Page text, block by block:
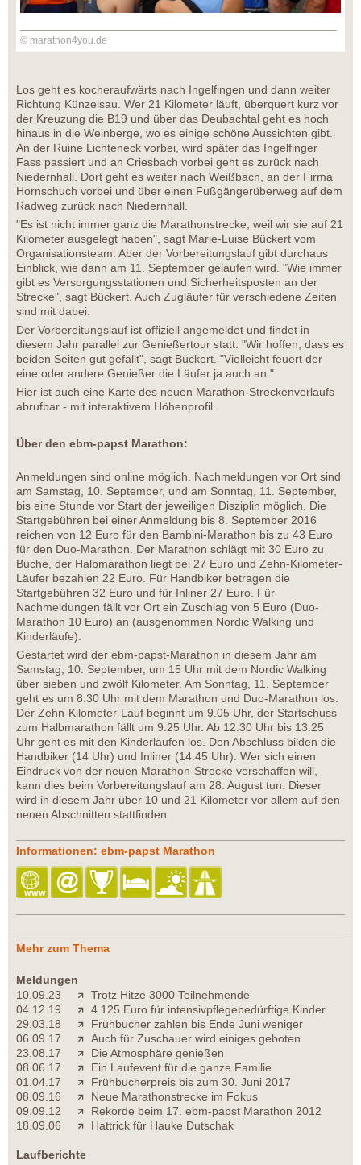
© marathon4you.de
Los geht es kocheraufwärts nach Ingelfingen und dann weiter
Richtung Künzelsau. Wer 21 Kilometer läuft, überquert kurz vor
der Kreuzung die B19 und über das Deubachtal geht es hoch
hinaus in die Weinberge, wo es einige schöne Aussichten gibt.
An der Ruine Lichteneck vorbei, wird später das Ingelfinger
Fass passiert und an Criesbach vorbei geht es zurück nach
Niedernhall. Dort geht es weiter nach Weißbach, an der Firma
Hornschuch vorbei und über einen Fußgängerüberweg auf dem
Radweg zurück nach Niedernhall.
"Es ist nicht immer ganz die Marathonstrecke, weil wir sie auf 21
Kilometer ausgelegt haben", sagt Marie-Luise Bückert vom
Organisationsteam. Aber der Vorbereitungslauf gibt durchaus
Einblick, wie dann am 11. September gelaufen wird. "Wie immer
gibt es Versorgungsstationen und Sicherheitsposten an der
Strecke", sagt Bückert. Auch Zugläufer für verschiedene Zeiten
sind mit dabei.
Der Vorbereitungslauf ist offiziell angemeldet und findet in
diesem Jahr parallel zur Genießertour statt. "Wir hoffen, dass es
beiden Seiten gut gefällt", sagt Bückert. "Vielleicht feuert der
eine oder andere Genießer die Läufer ja auch an."
Hier ist auch eine Karte des neuen Marathon-Streckenverlaufs
abrufbar - mit interaktivem Höhenprofil.
Über den ebm-papst Marathon:
Anmeldungen sind online möglich. Nachmeldungen vor Ort sind
am Samstag, 10. September, und am Sonntag, 11. September,
bis eine Stunde vor Start der jeweiligen Disziplin möglich. Die
Startgebühren bei einer Anmeldung bis 8. September 2016
reichen von 12 Euro für den Bambini-Marathon bis zu 43 Euro
für den Duo-Marathon. Der Marathon schlägt mit 30 Euro zu
Buche, der Halbmarathon liegt bei 27 Euro und Zehn-Kilometer-
Läufer bezahlen 22 Euro. Für Handbiker betragen die
Startgebühren 32 Euro und für Inliner 27 Euro. Für
Nachmeldungen fällt vor Ort ein Zuschlag von 5 Euro (Duo-
Marathon 10 Euro) an (ausgenommen Nordic Walking und
Kinderläufe).
Gestartet wird der ebm-papst-Marathon in diesem Jahr am
Samstag, 10. September, um 15 Uhr mit dem Nordic Walking
über sieben und zwölf Kilometer. Am Sonntag, 11. September
geht es um 8.30 Uhr mit dem Marathon und Duo-Marathon los.
Der Zehn-Kilometer-Lauf beginnt um 9.05 Uhr, der Startschuss
zum Halbmarathon fällt um 9.25 Uhr. Ab 12.30 Uhr bis 13.25
Uhr geht es mit den Kinderläufen los. Den Abschluss bilden die
Handbiker (14 Uhr) und Inliner (14.45 Uhr). Wer sich einen
Eindruck von der neuen Marathon-Strecke verschaffen will,
kann dies beim Vorbereitungslauf am 28. August tun. Dieser
wird in diesem Jahr über 10 und 21 Kilometer vor allem auf den
neuen Abschnitten stattfinden.
Informationen: ebm-papst Marathon
Mehr zum Thema
Meldungen
10.09.23
Trotz Hitze 3000 Teilnehmende
04.12.19
4.125 Euro für intensivpflegebedürftige Kinder
29.03.18
Frühbucher zahlen bis Ende Juni weniger
06.09.17
Auch für Zuschauer wird einiges geboten
23.08.17
Die Atmosphäre genießen
08.06.17
Ein Laufevent für die ganze Familie
01.04.17
Frühbucherpreis bis zum 30. Juni 2017
08.09.16
Neue Marathonstrecke im Fokus
09.09.12
Rekorde beim 17. ebm-papst Marathon 2012
18.09.06
Hattrick für Hauke Dutschak
Laufberichte